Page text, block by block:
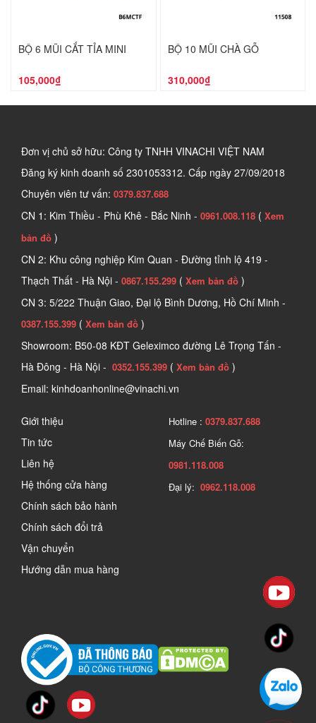
BỘ 6 MŨI CẮT TỈA MINI
105,000₫
BỘ 10 MŨI CHÀ GỖ
310,000₫
Đơn vị chủ sở hữu: Công ty TNHH VINACHI VIỆT NAM
Đăng ký kinh doanh số 2301053312. Cấp ngày 27/09/2018
Chuyên viên tư vấn: 0379.837.688
CN 1: Kim Thiều - Phù Khê - Bắc Ninh - 0961.008.118 ( Xem
bản đồ )
CN 2: Khu công nghiệp Kim Quan - Đường tỉnh lộ 419 -
Thạch Thất - Hà Nội - 0867.155.299 ( Xem bản đồ )
CN 3: 5/222 Thuận Giao, Đại lộ Bình Dương, Hồ Chí Minh -
0387.155.399 ( Xem bản đồ )
Showroom: B50-08 KĐT Geleximco đường Lê Trọng Tấn -
Hà Đông - Hà Nội - 0352.155.399 ( Xem bản đồ )
Email: kinhdoanhonline@vinachi.vn
Giới thiệu
Tin tức
Liên hệ
Hệ thống cửa hàng
Chính sách bảo hành
Chính sách đổi trả
Vận chuyển
Hướng dẫn mua hàng
Hotline : 0379.837.688
Máy Chế Biến Gỗ:
0981.118.008
Đại lý: 0962.118.008